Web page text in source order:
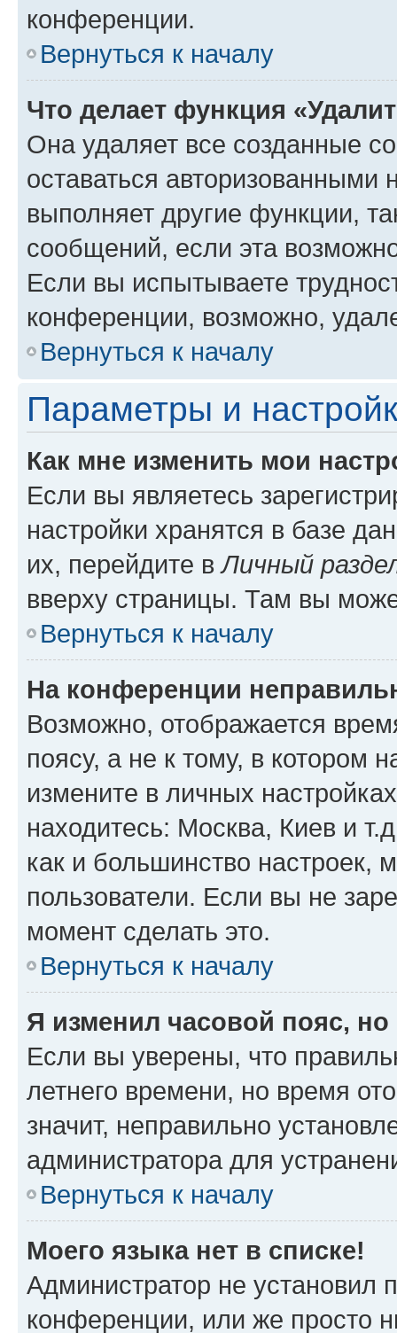
конференции.
Вернуться к началу
Что делает функция
Она удаляет все созданные
оставаться авторизованными
выполняет другие функции,
сообщений, если эта
Если вы испытываете
конференции, возможно,
Вернуться к началу
Параметры и
Как мне изменить мои
Если вы являетесь
настройки хранятся в базе
их, перейдите вЛичный
вверху страницы. Там вы
Вернуться к началу
На конференции
Возможно, отображается
поясу, а не к тому, в котором
измените в личных
находитесь: Москва, Киев и
как и большинство настроек,
пользователи. Если вы не
момент сделать это.
Вернуться к началу
Я изменил часовой пояс,
Если вы уверены, что
летнего времени, но время
значит, неправильно
администратора для
Вернуться к началу
Моего языка нет в списке!
Администратор не установил
конференции, или же просто